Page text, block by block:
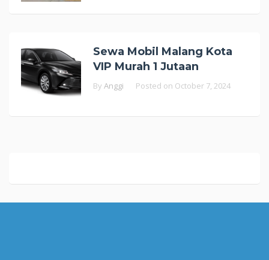
Sewa Mobil Malang Kota
VIP Murah 1 Jutaan
By Anggi Posted on October 7, 2024